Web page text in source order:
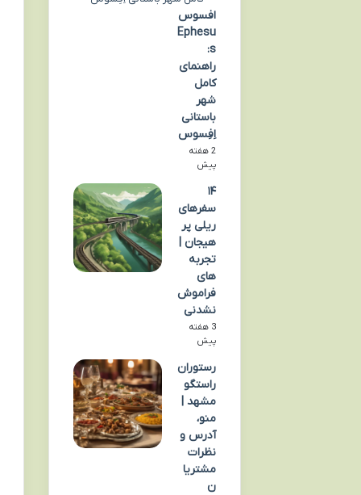
افسوس
Ephesu
s:
راهنمای
کامل
شهر
باستانی
اِفِسوس
2 هفته
پیش
۱۴
سفرهای
ریلی پر
هیجان |
تجربه
های
فراموش
نشدنی
3 هفته
پیش
رستوران
راستگو
مشهد |
منو،
آدرس و
نظرات
مشتریا
ن